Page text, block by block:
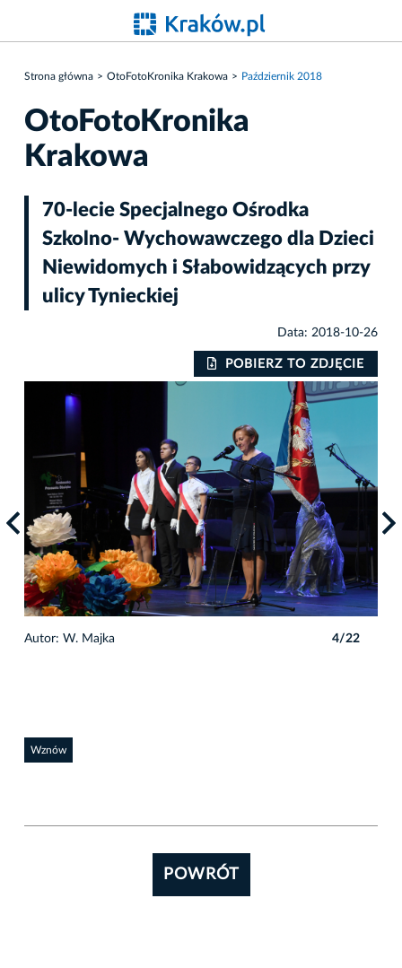
Strona główna OtoFotoKronika Krakowa Październik 2018
OtoFotoKronika
Krakowa
70-lecie Specjalnego Ośrodka
Szkolno- Wychowawczego dla Dzieci
Niewidomych i Słabowidzących przy
ulicy Tynieckiej
Data: 2018-10-26
POBIERZ TO ZDJĘCIE
Autor: W. Majka 4/22
Wznów
POWRÓT